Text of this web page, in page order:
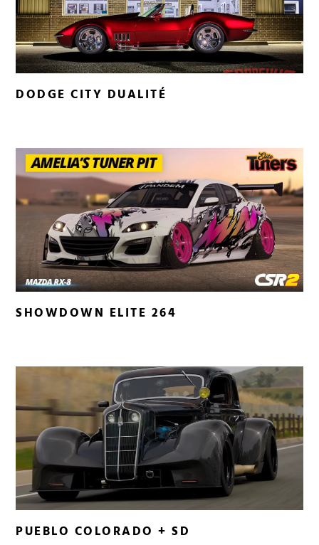
DODGE CITY DUALITÉ
SHOWDOWN ELITE 264
PUEBLO COLORADO + SD